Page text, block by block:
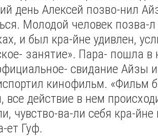
день Алексей позво-нил
Молодой человек позва-
и был кра-йне удивлен,
занятие». Пара- пошла
свидание Айзы
кинофильм. «Фильм
действие в нем
чувство-ва-ли себя кра-йне
ет Гуф.